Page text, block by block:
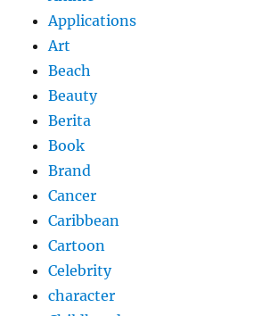
Applications
Art
Beach
Beauty
Berita
Book
Brand
Cancer
Caribbean
Cartoon
Celebrity
character